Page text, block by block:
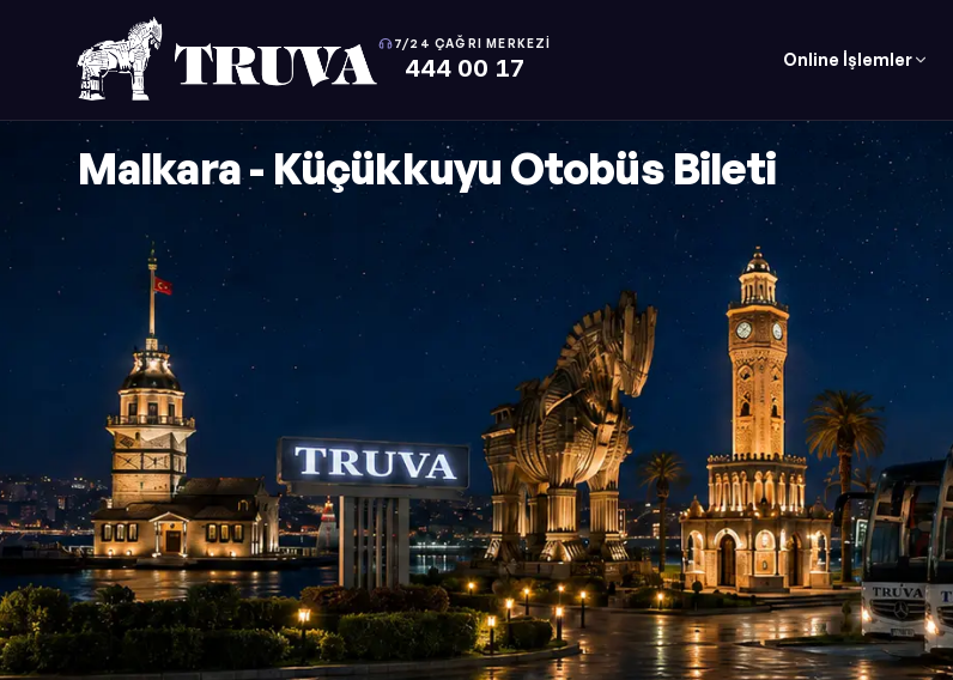
7/24 ÇAĞRI MERKEZI
444 00 17 Online İşlemler
Malkara - Küçükkuyu Otobüs Bileti